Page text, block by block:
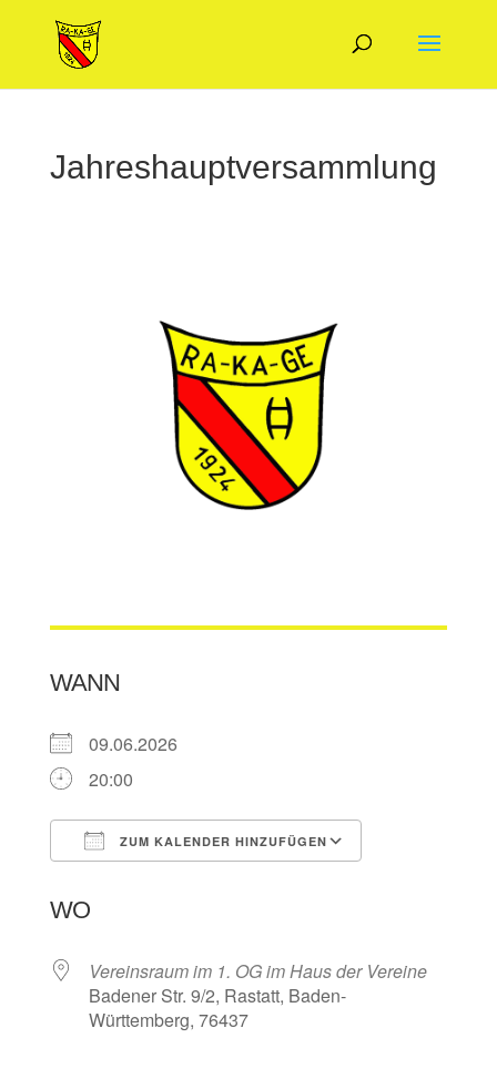
Jahreshauptversammlung
WANN
09.06.2026
20:00
ZUM KALENDER HINZUFÜGEN
WO
Vereinsraum im 1. OG im Haus der Vereine
Badener Str. 9/2, Rastatt, Baden-
Württemberg, 76437